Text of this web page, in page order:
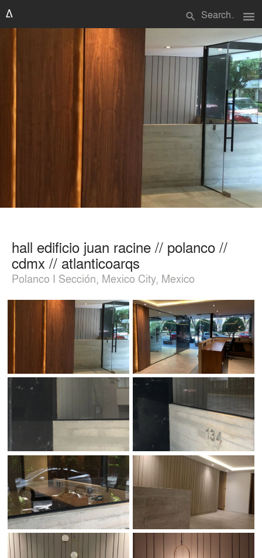
search menu
hall edificio juan racine // polanco //
cdmx // atlanticoarqs
Polanco I Sección, Mexico City, Mexico